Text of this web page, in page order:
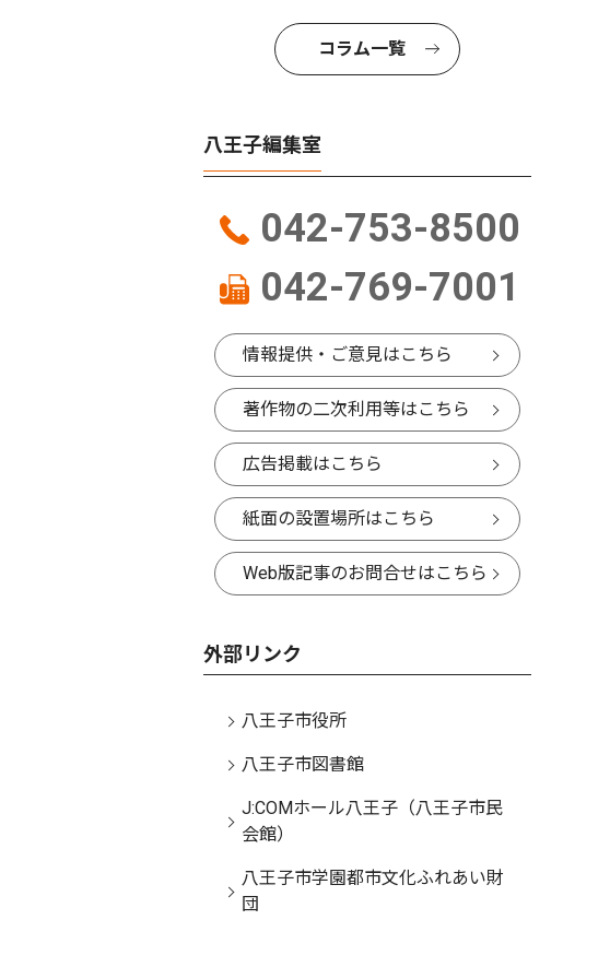
コラム一覧
八王子編集室
042-753-8500
042-769-7001
情報提供・ご意見はこちら
著作物の二次利用等はこちら
広告掲載はこちら
紙面の設置場所はこちら
Web版記事のお問合せはこちら
外部リンク
八王子市役所
八王子市図書館
J:COMホール八王子（八王子市民
会館）
八王子市学園都市文化ふれあい財
団